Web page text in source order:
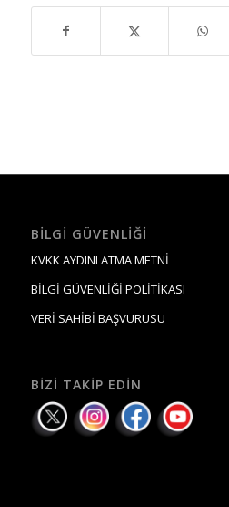
BILGI GÜVENLIĞI
KVKK AYDINLATMA METNİ
BİLGİ GÜVENLİĞİ POLİTİKASI
VERİ SAHİBİ BAŞVURUSU
BIZI TAKIP EDIN